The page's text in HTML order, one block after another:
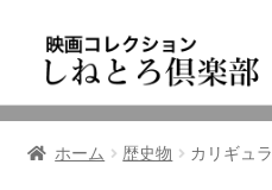
ゲ
シ
テ
ツ
ニュース
ホーム 歴史物 カリギュラ